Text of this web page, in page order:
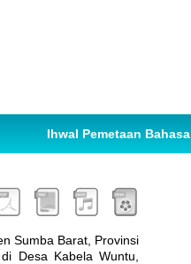
Ihwal Pemetaan Bahasa
Sumba Barat, Provinsi
Desa Kabela Wuntu,